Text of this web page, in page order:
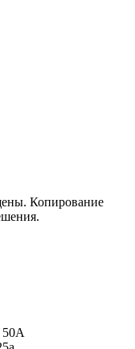
Копирование
50А